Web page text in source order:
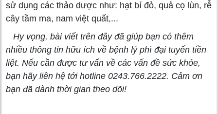
sử dụng các thảo dược như: hạt bí đỏ, quả cọ lùn, rễ
cây tầm ma, nam việt quất,...
Hy vọng, bài viết trên đây đã giúp bạn có thêm
nhiều thông tin hữu ích về bệnh lý phì đại tuyến tiền
liệt. Nếu cần được tư vấn về các vấn đề sức khỏe,
bạn hãy liên hệ tới hotline 0243.766.2222. Cảm ơn
bạn đã dành thời gian theo dõi!